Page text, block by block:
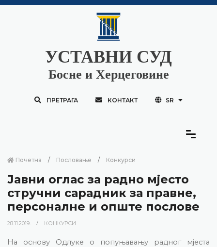
УСТАВНИ СУД
Босне и Херцеговине
ПРЕТРАГА КОНТАКТ SR
Почетна Пословање Конкурси
Јавни оглас за радно мјесто
стручни сарадник за правне,
персоналне и опште послове
28.11.2019. КОНКУРСИ
На основу Одлуке о попуњавању радног мјеста